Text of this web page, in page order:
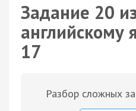
Задание 20
английскому
17
Разбор сложных